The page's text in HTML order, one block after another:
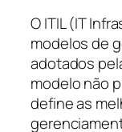
O ITIL (IT
modelos de
adotados
modelo não
define as